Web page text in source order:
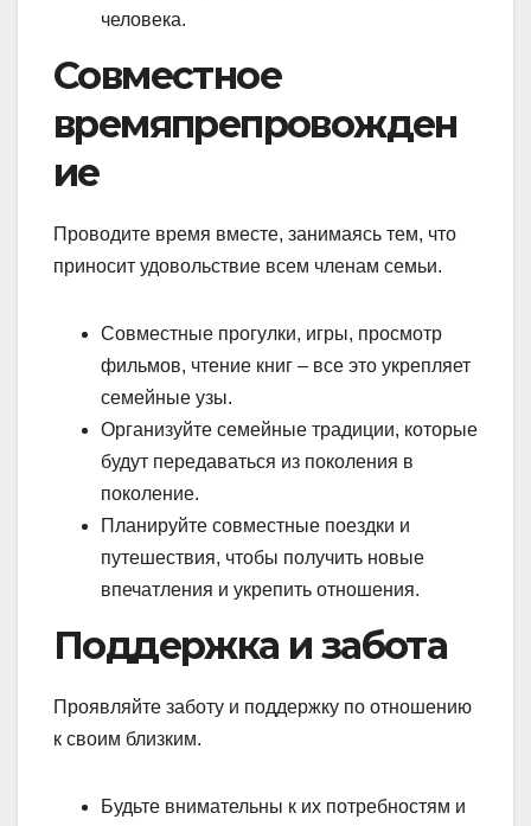
человека.
Совместное
времяпрепровожден
ие
Проводите время вместе, занимаясь тем, что
приносит удовольствие всем членам семьи.
Совместные прогулки, игры, просмотр
фильмов, чтение книг – все это укрепляет
семейные узы.
Организуйте семейные традиции, которые
будут передаваться из поколения в
поколение.
Планируйте совместные поездки и
путешествия, чтобы получить новые
впечатления и укрепить отношения.
Поддержка и забота
Проявляйте заботу и поддержку по отношению
к своим близким.
Будьте внимательны к их потребностям и